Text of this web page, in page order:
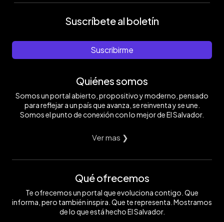
Suscríbete al boletín
Suscribirme
Quiénes somos
Somos un portal abierto, propositivo y moderno, pensado
para reflejar a un país que avanza, se reinventa y se une.
Somos el punto de conexión con lo mejor de El Salvador.
Ver mas ❯
Qué ofrecemos
Te ofrecemos un portal que evoluciona contigo. Que
informa, pero también inspira. Que te representa. Mostramos
de lo que está hecho El Salvador.